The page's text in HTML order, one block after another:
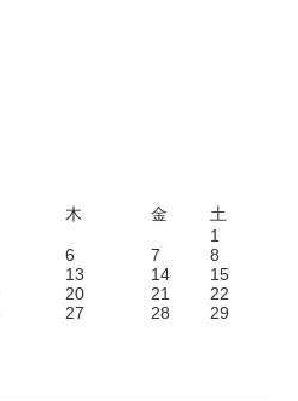
木 金
土
1
6 7
8
13 14
15
20 21
22
27 28
29